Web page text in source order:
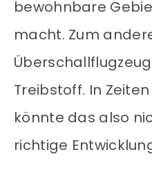
bewohnbare
macht. Zum
Treibstoff. In
könnte das also
richtige